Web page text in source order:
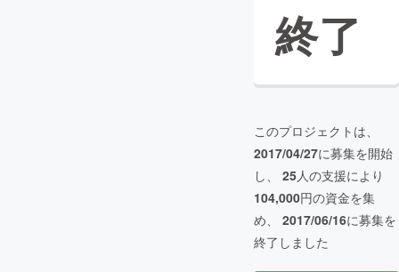
終了
このプロジェクトは、
2017/04/27に募集を開始
し、 25人の支援により
104,000円の資金を集
め、 2017/06/16に募集を
終了しました